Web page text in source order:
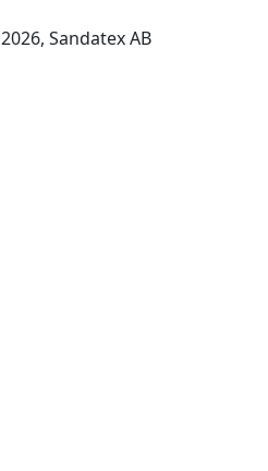
2026, Sandatex AB